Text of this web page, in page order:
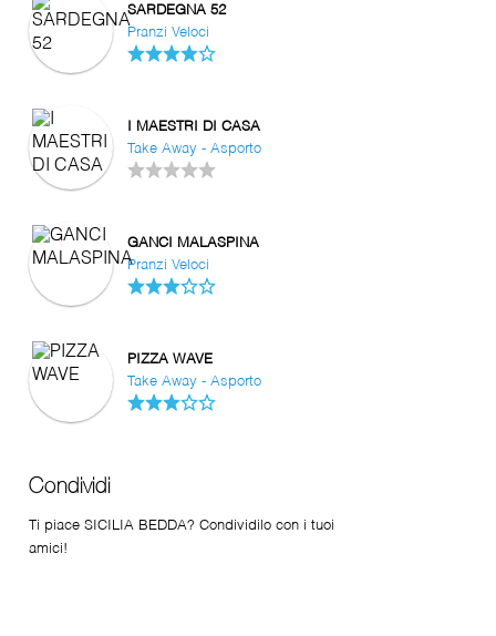
SARDEGNA 52
Pranzi Veloci
I MAESTRI DI CASA
Take Away - Asporto
GANCI MALASPINA
Pranzi Veloci
PIZZA WAVE
Take Away - Asporto
Condividi
Ti piace SICILIA BEDDA? Condividilo con i tuoi
amici!